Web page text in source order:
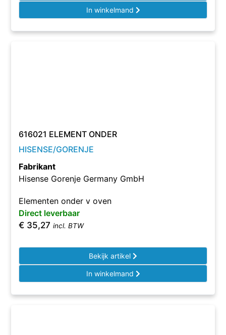
In winkelmand
616021 ELEMENT ONDER
HISENSE/GORENJE
Fabrikant
Hisense Gorenje Germany GmbH
Elementen onder v oven
Direct leverbaar
€ 35,27 incl. BTW
Bekijk artikel
In winkelmand